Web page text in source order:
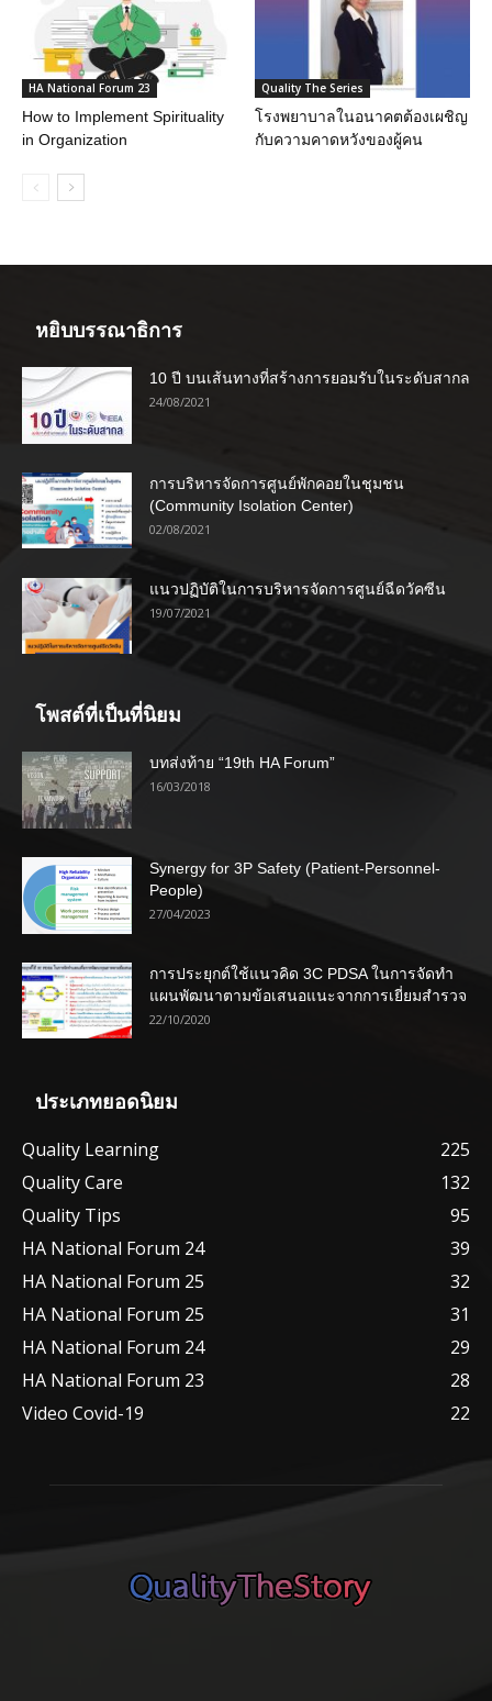
HA National Forum 23
How to Implement Spirituality
in Organization
Quality The Series
โรงพยาบาลในอนาคตต้องเผชิญ
กับความคาดหวังของผู้คน
หยิบบรรณาธิการ
10 ปี บนเส้นทางที่สร้างการยอมรับในระดับสากล
24/08/2021
การบริหารจัดการศูนย์พักคอยในชุมชน
(Community Isolation Center)
02/08/2021
แนวปฏิบัติในการบริหารจัดการศูนย์ฉีดวัคซีน
19/07/2021
โพสต์ที่เป็นที่นิยม
บทส่งท้าย “19th HA Forum”
16/03/2018
Synergy for 3P Safety (Patient-Personnel-
People)
27/04/2023
การประยุกต์ใช้แนวคิด 3C PDSA ในการจัดทำ
แผนพัฒนาตามข้อเสนอแนะจากการเยี่ยมสำรวจ
22/10/2020
ประเภทยอดนิยม
Quality Learning
225
Quality Care
132
Quality Tips
95
HA National Forum 24
39
HA National Forum 25
32
HA National Forum 25
31
HA National Forum 24
29
HA National Forum 23
28
Video Covid-19
22